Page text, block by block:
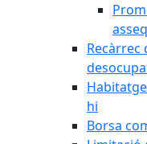
Recàrrec
hi
Borsa